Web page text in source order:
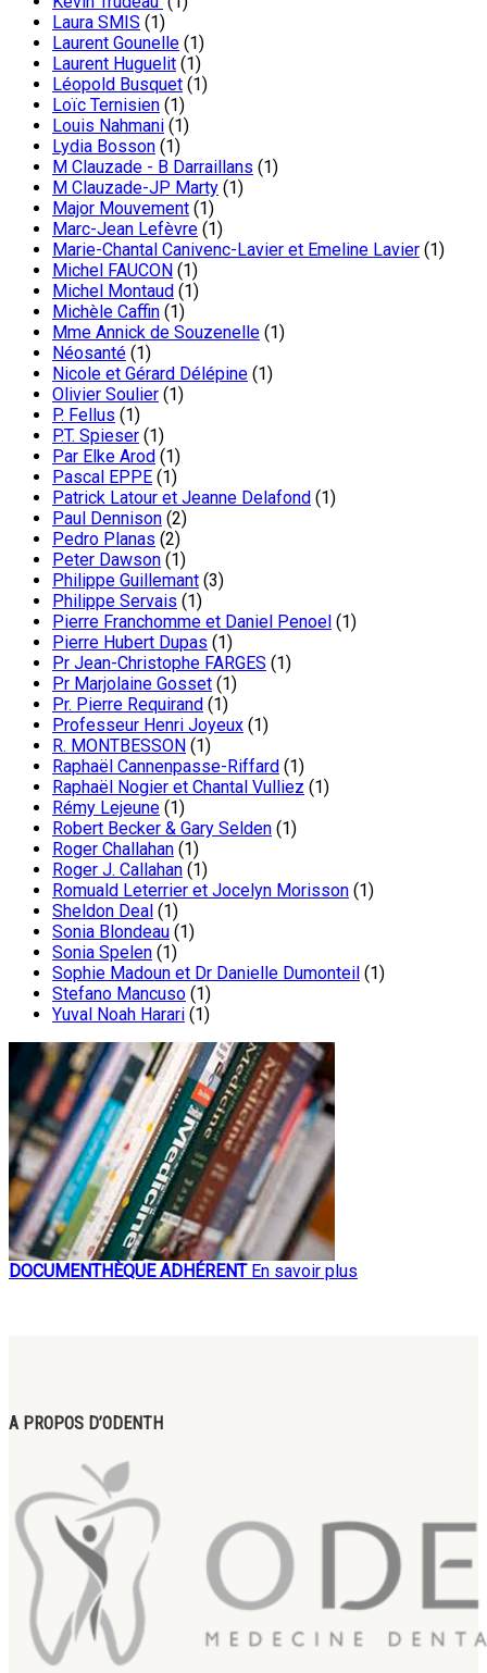
Laura SMIS (1)
Laurent Gounelle (1)
Laurent Huguelit (1)
Léopold Busquet (1)
Loïc Ternisien (1)
Louis Nahmani (1)
Lydia Bosson (1)
M Clauzade - B Darraillans (1)
M Clauzade-JP Marty (1)
Major Mouvement (1)
Marc-Jean Lefèvre (1)
Marie-Chantal Canivenc-Lavier et Emeline Lavier (1)
Michel FAUCON (1)
Michel Montaud (1)
Michèle Caffin (1)
Mme Annick de Souzenelle (1)
Néosanté (1)
Nicole et Gérard Délépine (1)
Olivier Soulier (1)
P. Fellus (1)
P.T. Spieser (1)
Par Elke Arod (1)
Pascal EPPE (1)
Patrick Latour et Jeanne Delafond (1)
Paul Dennison (2)
Pedro Planas (2)
Peter Dawson (1)
Philippe Guillemant (3)
Philippe Servais (1)
Pierre Franchomme et Daniel Penoel (1)
Pierre Hubert Dupas (1)
Pr Jean-Christophe FARGES (1)
Pr Marjolaine Gosset (1)
Pr. Pierre Requirand (1)
Professeur Henri Joyeux (1)
R. MONTBESSON (1)
Raphaël Cannenpasse-Riffard (1)
Raphaël Nogier et Chantal Vulliez (1)
Rémy Lejeune (1)
Robert Becker & Gary Selden (1)
Roger Challahan (1)
Roger J. Callahan (1)
Romuald Leterrier et Jocelyn Morisson (1)
Sheldon Deal (1)
Sonia Blondeau (1)
Sonia Spelen (1)
Sophie Madoun et Dr Danielle Dumonteil (1)
Stefano Mancuso (1)
Yuval Noah Harari (1)
DOCUMENTHÈQUE ADHÉRENT En savoir plus
A PROPOS D’ODENTH